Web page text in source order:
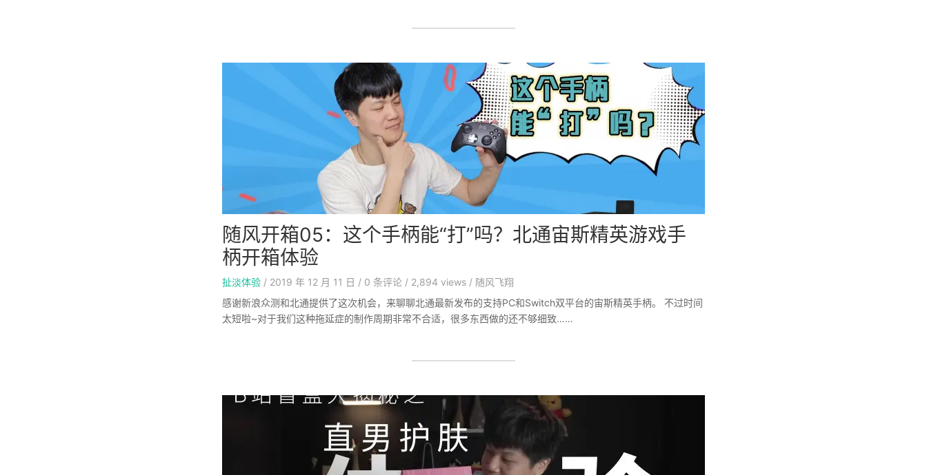
随风开箱05：这个手柄能“打”吗？北通宙斯精英游戏手
柄开箱体验
扯淡体验 / 2019 年 12 月 11 日 / 0 条评论 / 2,894 views / 随风飞翔
感谢新浪众测和北通提供了这次机会，来聊聊北通最新发布的支持PC和Switch双平台的宙斯精英手柄。 不过时间
太短啦~对于我们这种拖延症的制作周期非常不合适，很多东西做的还不够细致……